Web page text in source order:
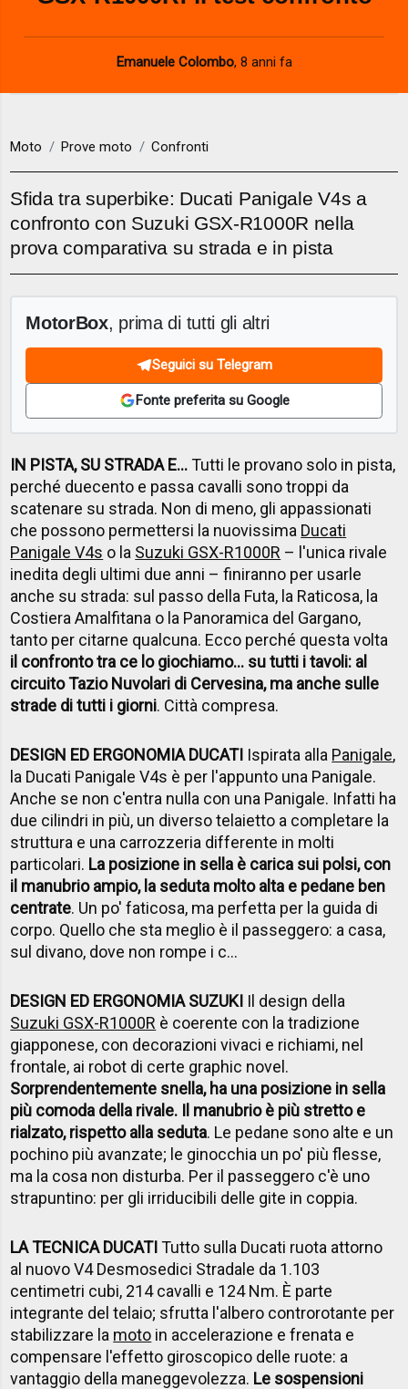
d
e
o
Emanuele Colombo, 8 anni fa
Moto Prove moto Confronti
Sfida tra superbike: Ducati Panigale V4s a
confronto con Suzuki GSX-R1000R nella
prova comparativa su strada e in pista
MotorBox, prima di tutti gli altri
Seguici su Telegram
Fonte preferita su Google
IN PISTA, SU STRADA E...Tutti le provano solo in pista,
perché duecento e passa cavalli sono troppi da
scatenare su strada. Non di meno, gli appassionati
che possono permettersi la nuovissima Ducati
Panigale V4s o la Suzuki GSX-R1000R – l'unica rivale
inedita degli ultimi due anni – finiranno per usarle
anche su strada: sul passo della Futa, la Raticosa, la
Costiera Amalfitana o la Panoramica del Gargano,
tanto per citarne qualcuna. Ecco perché questa volta
il confronto tra ce lo giochiamo... su tutti i tavoli: al
circuito Tazio Nuvolari di Cervesina, ma anche sulle
strade di tutti i giorni. Città compresa.
DESIGN ED ERGONOMIA DUCATI Ispirata alla Panigale,
la Ducati Panigale V4s è per l'appunto una Panigale.
Anche se non c'entra nulla con una Panigale. Infatti ha
due cilindri in più, un diverso telaietto a completare la
struttura e una carrozzeria differente in molti
particolari. La posizione in sella è carica sui polsi, con
il manubrio ampio, la seduta molto alta e pedane ben
centrate. Un po' faticosa, ma perfetta per la guida di
corpo. Quello che sta meglio è il passeggero: a casa,
sul divano, dove non rompe i c...
DESIGN ED ERGONOMIA SUZUKI Il design della
Suzuki GSX-R1000R è coerente con la tradizione
giapponese, con decorazioni vivaci e richiami, nel
frontale, ai robot di certe graphic novel.
Sorprendentemente snella, ha una posizione in sella
più comoda della rivale. Il manubrio è più stretto e
rialzato, rispetto alla seduta. Le pedane sono alte e un
pochino più avanzate; le ginocchia un po' più flesse,
ma la cosa non disturba. Per il passeggero c'è uno
strapuntino: per gli irriducibili delle gite in coppia.
LA TECNICA DUCATI Tutto sulla Ducati ruota attorno
al nuovo V4 Desmosedici Stradale da 1.103
centimetri cubi, 214 cavalli e 124 Nm. È parte
integrante del telaio; sfrutta l'albero controrotante per
stabilizzare la moto in accelerazione e frenata e
compensare l'effetto giroscopico delle ruote: a
vantaggio della maneggevolezza. Le sospensioni